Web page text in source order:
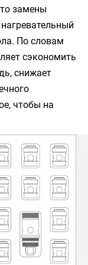
замены
По словам
сэкономить
снижает
чтобы на